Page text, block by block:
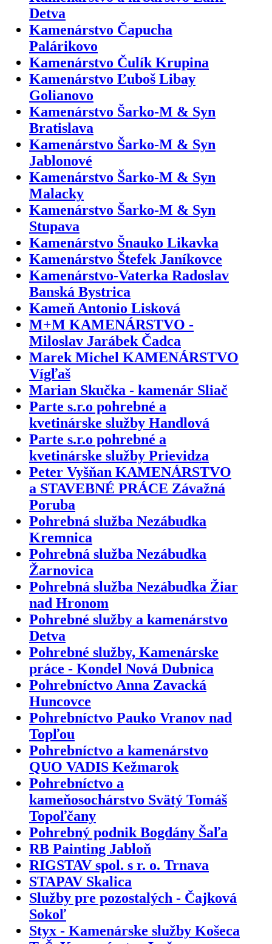
Detva
Kamenárstvo Čapucha
Palárikovo
Kamenárstvo Čulík Krupina
Kamenárstvo Ľuboš Libay
Golianovo
Kamenárstvo Šarko-M & Syn
Bratislava
Kamenárstvo Šarko-M & Syn
Jablonové
Kamenárstvo Šarko-M & Syn
Malacky
Kamenárstvo Šarko-M & Syn
Stupava
Kamenárstvo Šnauko Likavka
Kamenárstvo Štefek Janíkovce
Kamenárstvo-Vaterka Radoslav
Banská Bystrica
Kameň Antonio Lisková
M+M KAMENÁRSTVO -
Miloslav Jarábek Čadca
Marek Michel KAMENÁRSTVO
Vígľaš
Marian Skučka - kamenár Sliač
Parte s.r.o pohrebné a
kvetinárske služby Handlová
Parte s.r.o pohrebné a
kvetinárske služby Prievidza
Peter Vyšňan KAMENÁRSTVO
a STAVEBNÉ PRÁCE Závažná
Poruba
Pohrebná služba Nezábudka
Kremnica
Pohrebná služba Nezábudka
Žarnovica
Pohrebná služba Nezábudka Žiar
nad Hronom
Pohrebné služby a kamenárstvo
Detva
Pohrebné služby, Kamenárske
práce - Kondel Nová Dubnica
Pohrebníctvo Anna Zavacká
Huncovce
Pohrebníctvo Pauko Vranov nad
Topľou
Pohrebníctvo a kamenárstvo
QUO VADIS Kežmarok
Pohrebníctvo a
kameňosochárstvo Svätý Tomáš
Topoľčany
Pohrebný podnik Bogdány Šaľa
RB Painting Jabloň
RIGSTAV spol. s r. o. Trnava
STAPAV Skalica
Služby pre pozostalých - Čajková
Sokoľ
Styx - Kamenárske služby Košeca